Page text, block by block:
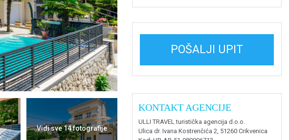
Vidi sve 14 fotografije
POŠALJI UPIT
KONTAKT AGENCIJE
ULLI TRAVEL turistička agencija d.o.o.
Ulica dr. Ivana Kostrenčića 2, 51260 Crikvenica